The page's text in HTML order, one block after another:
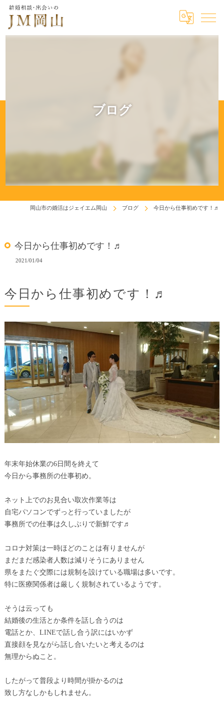
ブログ
岡山市の婚活はジェイエム岡山 ブログ 今日から仕事初めです！♬
今日から仕事初めです！♬
2021/01/04
今日から仕事初めです！♬
年末年始休業の6日間を終えて
今日から事務所の仕事初め。
ネット上でのお見合い取次作業等は
自宅パソコンでずっと行っていましたが
事務所での仕事は久しぶりで新鮮です♬
コロナ対策は一時ほどのことは有りませんが
まだまだ感染者人数は減りそうにありません
県をまたぐ交際には規制を設けている職場は多いです。
特に医療関係者は厳しく規制されているようです。
そうは云っても
結婚後の生活とか条件を話し合うのは
電話とか、LINEで話し合う訳にはいかず
直接顔を見ながら話し合いたいと考えるのは
無理からぬこと。
したがって普段より時間が掛かるのは
致し方なしかもしれません。